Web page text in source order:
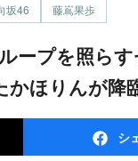
坂46 藤嶌果歩
ほりんが降
シ